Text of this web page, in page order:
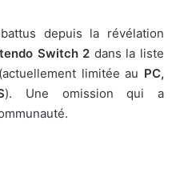
depuis la révélation
Switch 2 dans la liste
limitée au PC,
). Une omission qui a